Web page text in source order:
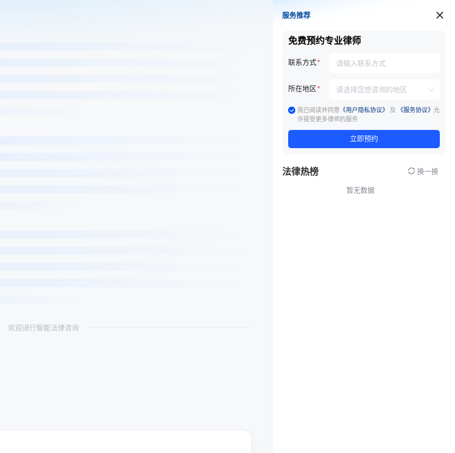
欢迎进行智能法律咨询
服务推荐
服务推荐
免费预约专业律师
联系方式
所在地区
我已阅读并同意 《用户隐私协议》 及 《服务协议》 允
许接受更多律师的服务
立即预约
法律热榜 换一换
暂无数据